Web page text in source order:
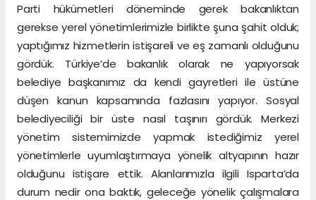
Parti hükümetleri döneminde gerek bakanlıktan
gerekse yerel yönetimlerimizle birlikte şuna şahit olduk;
yaptığımız hizmetlerin istişareli ve eş zamanlı olduğunu
gördük. Türkiye’de bakanlık olarak ne yapıyorsak
belediye başkanımız da kendi gayretleri ile üstüne
düşen kanun kapsamında fazlasını yapıyor. Sosyal
belediyeciliği bir üste nasıl taşınırı gördük. Merkezi
yönetim sistemimizde yapmak istediğimiz yerel
yönetimlerle uyumlaştırmaya yönelik altyapının hazır
olduğunu istişare ettik. Alanlarımızla ilgili Isparta’da
durum nedir ona baktık, geleceğe yönelik çalışmalara